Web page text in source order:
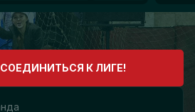
К ЛИГЕ!